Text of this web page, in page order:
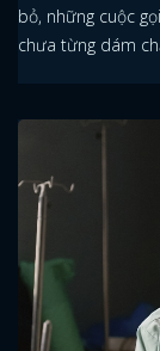
bỏ, những cuộc
chưa từng dám